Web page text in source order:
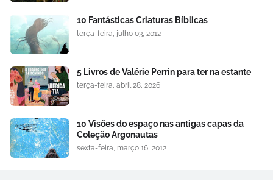
10 Fantásticas Criaturas Bíblicas
terça-feira, julho 03, 2012
5 Livros de Valérie Perrin para ter na estante
terça-feira, abril 28, 2026
10 Visões do espaço nas antigas capas da
Coleção Argonautas
sexta-feira, março 16, 2012